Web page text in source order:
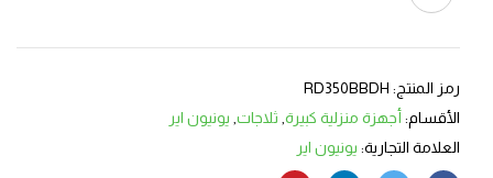
رمز المنتج: RD350BBDH
الأقسام: أجهزة منزلية كبيرة ثلاجات يونيون اير
العلامة التجارية: يونيون اير